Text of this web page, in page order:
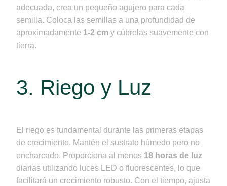
adecuada, crea un pequeño agujero para cada
semilla. Coloca las semillas a una profundidad de
aproximadamente 1-2 cm y cúbrelas suavemente con
tierra.
3. Riego y Luz
El riego es fundamental durante las primeras etapas
de crecimiento. Mantén el sustrato húmedo pero no
encharcado. Proporciona al menos 18 horas de luz
diarias utilizando luces LED o fluorescentes, lo que
facilitará un crecimiento robusto. Con el tiempo, ajusta